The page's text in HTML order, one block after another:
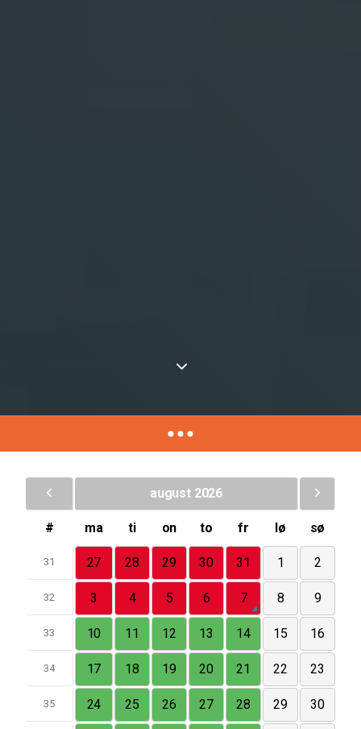
august 2026
# ma ti on to fr lø sø
31 27 28 29 30 31 1 2
32 3 4 5 6 7 8 9
33 10 11 12 13 14 15 16
34 17 18 19 20 21 22 23
35 24 25 26 27 28 29 30